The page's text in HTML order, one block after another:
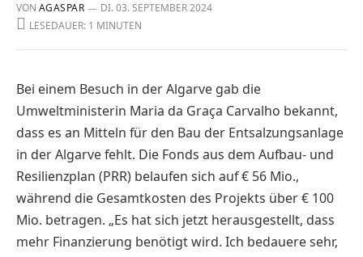
VON AGASPAR
DI. 03. SEPTEMBER 2024
LESEDAUER: 1 MINUTEN
Bei einem Besuch in der Algarve gab die
Umweltministerin Maria da Graça ­Carvalho bekannt,
dass es an Mitteln für den Bau der Entsalzungsanlage
in der Algarve fehlt. Die Fonds aus dem Aufbau- und
Resilienzplan (PRR) belaufen sich auf € 56 Mio.,
während die Gesamtkosten des Projekts über € 100
Mio. betragen. „Es hat sich jetzt herausgestellt, dass
mehr Finanzierung benötigt wird. Ich bedauere sehr,